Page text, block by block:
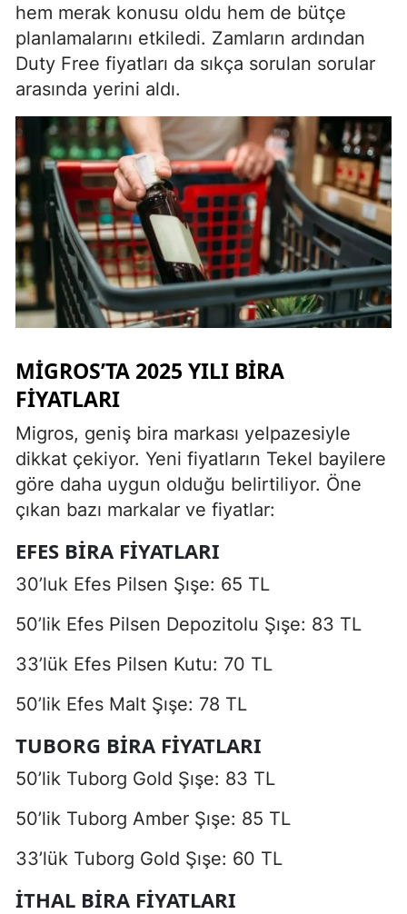
hem merak konusu oldu hem de bütçe
planlamalarını etkiledi. Zamların ardından
Duty Free fiyatları da sıkça sorulan sorular
arasında yerini aldı.
MIGROS’TA 2025 YILI BIRA
FIYATLARI
Migros, geniş bira markası yelpazesiyle
dikkat çekiyor. Yeni fiyatların Tekel bayilere
göre daha uygun olduğu belirtiliyor. Öne
çıkan bazı markalar ve fiyatlar:
EFES BIRA FIYATLARI
30’luk Efes Pilsen Şışe: 65 TL
50’lik Efes Pilsen Depozitolu Şışe: 83 TL
33’lük Efes Pilsen Kutu: 70 TL
50’lik Efes Malt Şışe: 78 TL
TUBORG BIRA FIYATLARI
50’lik Tuborg Gold Şışe: 83 TL
50’lik Tuborg Amber Şışe: 85 TL
33’lük Tuborg Gold Şışe: 60 TL
İTHAL BIRA FIYATLARI